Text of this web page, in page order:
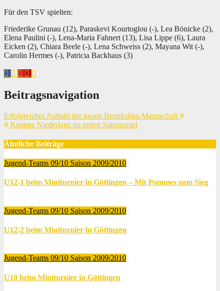
Für den TSV spielten:
Friederike Grunau (12), Paraskevi Kourtoglou (-), Lea Bönicke (2),
Elena Paulini (-), Lena-Maria Fahnert (13), Lisa Lippe (6), Laura
Eicken (2), Chiara Beele (-), Lena Schweiss (2), Mayana Wit (-),
Carolin Hermes (-), Patricia Backhaus (3)
Beitragsnavigation
Erfolgreicher Auftakt der neuen Bezirksliga-Mannschaft
Knappe Niederlage im ersten Saisonspiel
Ähnliche Beiträge
Jugend-Teams 09/10 Saison 2009/2010
U12-1 beim Miniturnier in Göttingen – Mit Pommes zum Sieg
Jugend-Teams 09/10 Saison 2009/2010
U12-2 beim Miniturnier in Göttingen
Jugend-Teams 09/10 Saison 2009/2010
U10 beim Miniturnier in Göttingen